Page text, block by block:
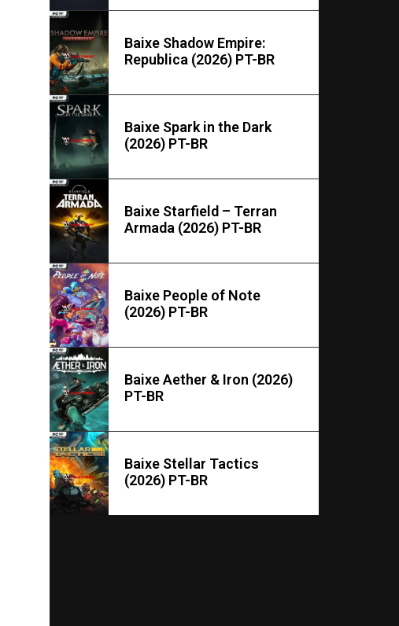
Baixe Shadow Empire:
Republica (2026) PT-BR
Baixe Spark in the Dark
(2026) PT-BR
Baixe Starfield – Terran
Armada (2026) PT-BR
Baixe People of Note
(2026) PT-BR
Baixe Aether & Iron (2026)
PT-BR
Baixe Stellar Tactics
(2026) PT-BR